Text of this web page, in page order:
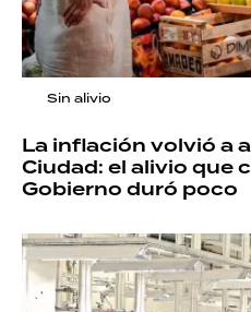
Sin alivio
La inflación volvió a
Ciudad: el alivio que
Gobierno duró poco